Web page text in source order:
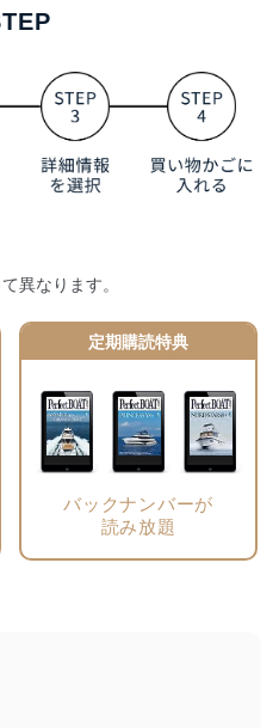
異なります。
定期購読特典
バックナンバーが
読み放題